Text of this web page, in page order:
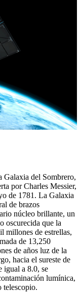
del Sombrero,
por Charles Messier,
de 1781. La Galaxia
de brazos
núcleo brillante, un
oscurecida que la
millones de estrellas,
de 13,250
de años luz de la
hacia el sureste de
igual a 8.0, se
lumínica,
telescopio.